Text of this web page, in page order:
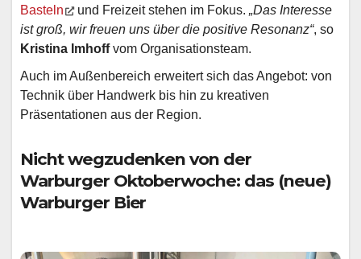
Basteln
und Freizeit stehen im Fokus. „Das Interesse
ist groß, wir freuen uns über die positive Resonanz“, so
Kristina Imhoffvom Organisationsteam.
Auch im Außenbereich erweitert sich das Angebot: von
Technik über Handwerk bis hin zu kreativen
Präsentationen aus der Region.
Nicht wegzudenken von der
Warburger Oktoberwoche: das (neue)
Warburger Bier